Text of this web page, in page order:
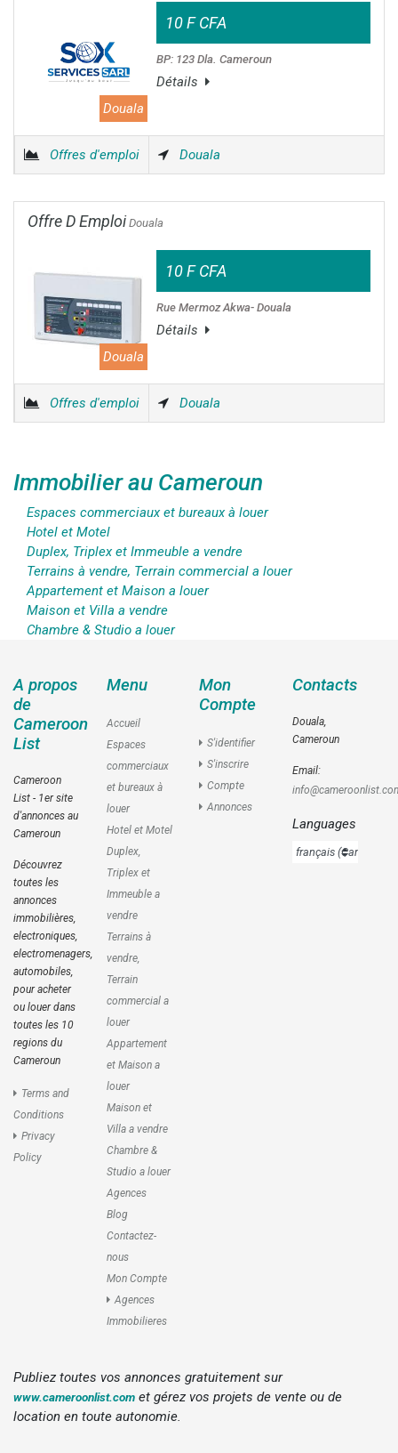
Douala
10 F CFA
BP: 123 Dla. Cameroun
Détails
Offres d'emploi Douala
Offre D Emploi Douala
Douala
10 F CFA
Rue Mermoz Akwa- Douala
Détails
Offres d'emploi Douala
Immobilier au Cameroun
Espaces commerciaux et bureaux à louer
Hotel et Motel
Duplex, Triplex et Immeuble a vendre
Terrains à vendre, Terrain commercial a louer
Appartement et Maison a louer
Maison et Villa a vendre
Chambre & Studio a louer
A propos
de
Cameroon
List
Cameroon
List - 1er site
d'annonces au
Cameroun
Découvrez
toutes les
annonces
immobilières,
electroniques,
electromenagers,
automobiles,
pour acheter
ou louer dans
toutes les 10
regions du
Cameroun
Terms and
Conditions
Privacy
Policy
Menu
Accueil
Espaces
commerciaux
et bureaux à
louer
Hotel et Motel
Duplex,
Triplex et
Immeuble a
vendre
Terrains à
vendre,
Terrain
commercial a
louer
Appartement
et Maison a
louer
Maison et
Villa a vendre
Chambre &
Studio a louer
Agences
Blog
Contactez-
nous
Mon Compte
Agences
Immobilieres
Mon
Compte
S'identifier
S'inscrire
Compte
Annonces
Contacts
Douala,
Cameroun
Email:
Languages
Publiez toutes vos annonces gratuitement sur
www.cameroonlist.com et gérez vos projets de vente ou de
location en toute autonomie.